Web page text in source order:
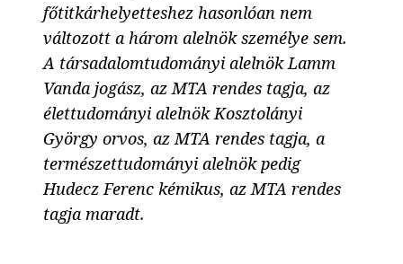
főtitkárhelyetteshez hasonlóan nem
változott a három alelnök személye sem.
A társadalomtudományi alelnök Lamm
Vanda jogász, az MTA rendes tagja, az
élettudományi alelnök Kosztolányi
György orvos, az MTA rendes tagja, a
természettudományi alelnök pedig
Hudecz Ferenc kémikus, az MTA rendes
tagja maradt.